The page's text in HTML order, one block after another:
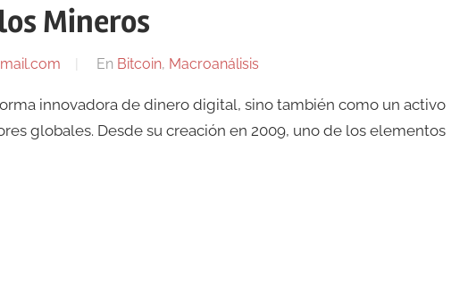
Mineros
En Bitcoin, Macroanálisis
innovadora de dinero digital, sino también como un activo
globales. Desde su creación en 2009, uno de los elementos